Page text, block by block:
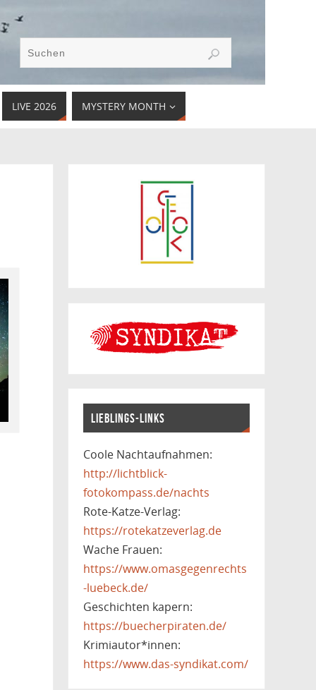
LIVE 2026 MYSTERY MONTH
LIEBLINGS-LINKS
Coole Nachtaufnahmen:
http://lichtblick-
fotokompass.de/nachts
Rote-Katze-Verlag:
https://rotekatzeverlag.de
Wache Frauen:
https://www.omasgegenrechts
-luebeck.de/
Geschichten kapern:
https://buecherpiraten.de/
Krimiautor*innen:
https://www.das-syndikat.com/